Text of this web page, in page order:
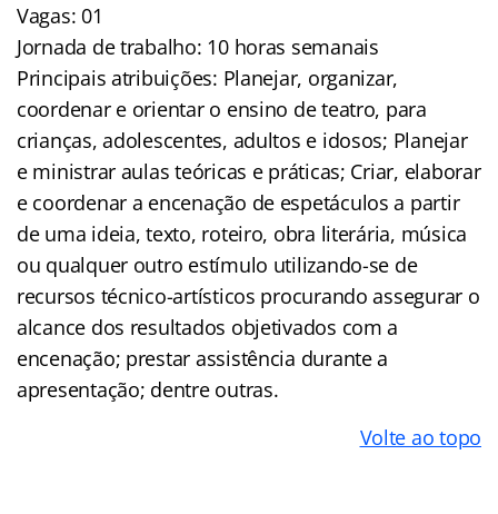
Vagas: 01
Jornada de trabalho: 10 horas semanais
Principais atribuições: Planejar, organizar,
coordenar e orientar o ensino de teatro, para
crianças, adolescentes, adultos e idosos; Planejar
e ministrar aulas teóricas e práticas; Criar, elaborar
e coordenar a encenação de espetáculos a partir
de uma ideia, texto, roteiro, obra literária, música
ou qualquer outro estímulo utilizando-se de
recursos técnico-artísticos procurando assegurar o
alcance dos resultados objetivados com a
encenação; prestar assistência durante a
apresentação; dentre outras.
Volte ao topo